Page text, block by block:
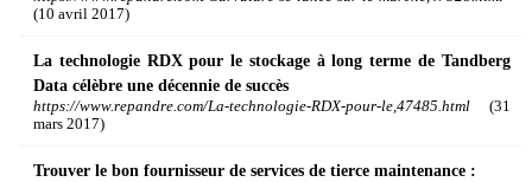
(10 avril 2017)
La technologie RDX pour le stockage à long terme de Tandberg
Data célèbre une décennie de succès
https://www.repandre.com/La-technologie-RDX-pour-le,47485.html (31
mars 2017)
Trouver le bon fournisseur de services de tierce maintenance :